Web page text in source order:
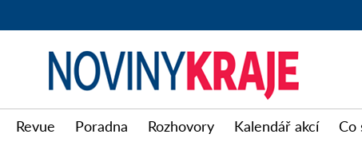
Noviny
kraje
Revue Poradna Rozhovory Kalendář akcí Co